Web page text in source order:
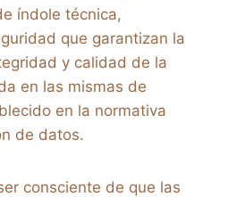
índole técnica,
que garantizan la
y calidad de la
en las mismas de
en la normativa
de datos.
consciente de que las